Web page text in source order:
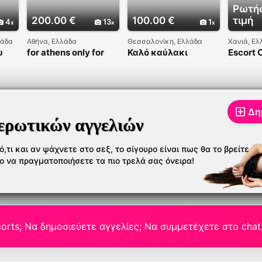
4 200.00 € 13
Αθήνα, Ελλάδα
for athens only for
100.00 € 1
Θεσσαλονίκη, Ελλάδα
Καλό καύλακι
τιμή
Χανιά,
Escort
αγγελιών
και αν ψάχνετε στο σεξ, το σίγουρο είναι πως θα το βρείτε
να πραγματοποιήσετε τα πιο τρελά σας όνειρα!
Να δημοσιεύετε αγγελίες; Να συμμετέχετε στο